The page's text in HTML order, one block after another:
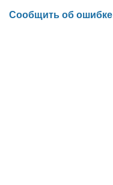
Сообщить об ошибке